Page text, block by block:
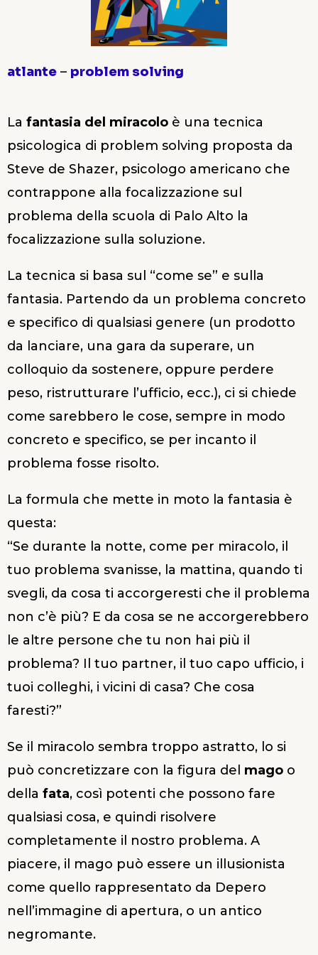
atlante – problem solving
La fantasia del miracolo è una tecnica
psicologica di problem solving proposta da
Steve de Shazer, psicologo americano che
contrappone alla focalizzazione sul
problema della scuola di Palo Alto la
focalizzazione sulla soluzione.
La tecnica si basa sul “come se” e sulla
fantasia. Partendo da un problema concreto
e specifico di qualsiasi genere (un prodotto
da lanciare, una gara da superare, un
colloquio da sostenere, oppure perdere
peso, ristrutturare l’ufficio, ecc.), ci si chiede
come sarebbero le cose, sempre in modo
concreto e specifico, se per incanto il
problema fosse risolto.
La formula che mette in moto la fantasia è
questa:
“Se durante la notte, come per miracolo, il
tuo problema svanisse, la mattina, quando ti
svegli, da cosa ti accorgeresti che il problema
non c’è più? E da cosa se ne accorgerebbero
le altre persone che tu non hai più il
problema? Il tuo partner, il tuo capo ufficio, i
tuoi colleghi, i vicini di casa? Che cosa
faresti?”
Se il miracolo sembra troppo astratto, lo si
può concretizzare con la figura del mago o
della fata, così potenti che possono fare
qualsiasi cosa, e quindi risolvere
completamente il nostro problema. A
piacere, il mago può essere un illusionista
come quello rappresentato da Depero
nell’immagine di apertura, o un antico
negromante.